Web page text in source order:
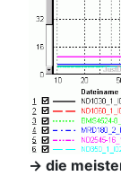
-> die